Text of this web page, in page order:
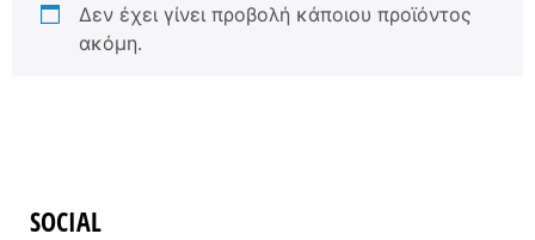
Δεν έχει γίνει προβολή κάποιου προϊόντος
ακόμη.
SOCIAL